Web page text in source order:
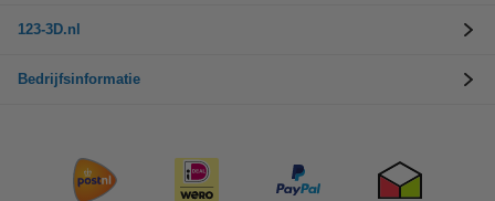
123-3D.nl
Bedrijfsinformatie